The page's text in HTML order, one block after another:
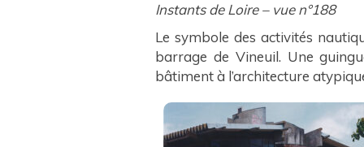
Instants de Loire – vue n°188
Le symbole des activités
barrage de Vineuil. Une
bâtiment à l’architecture